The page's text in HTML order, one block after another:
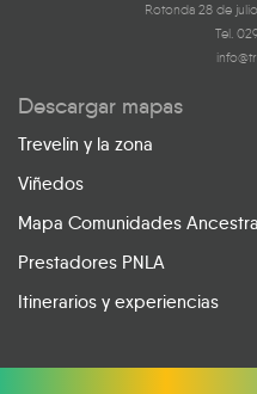
Rotonda 28 de
Tel.
Descargar mapas
Trevelin y la zona
Viñedos
Mapa Comunidades
Prestadores PNLA
Itinerarios y experiencias